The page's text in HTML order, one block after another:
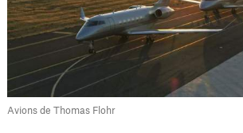
Avions de Thomas Flohr